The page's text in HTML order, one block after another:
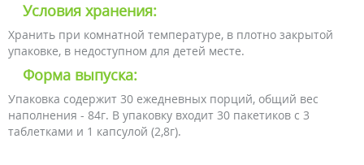
Условия хранения:
Хранить при комнатной температуре, в плотно закрытой
упаковке, в недоступном для детей месте.
Форма выпуска:
Упаковка содержит 30 ежедневных порций, общий вес
наполнения - 84г. В упаковку входит 30 пакетиков с 3
таблетками и 1 капсулой (2,8г).